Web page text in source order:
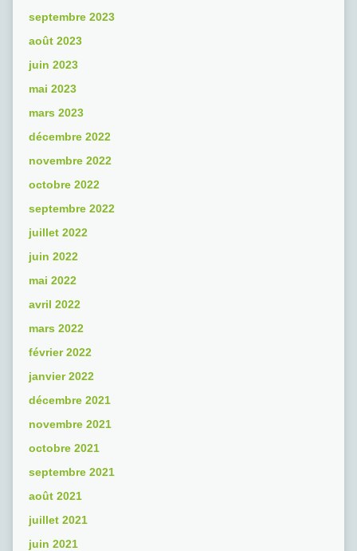
septembre 2023
août 2023
juin 2023
mai 2023
mars 2023
décembre 2022
novembre 2022
octobre 2022
septembre 2022
juillet 2022
juin 2022
mai 2022
avril 2022
mars 2022
février 2022
janvier 2022
décembre 2021
novembre 2021
octobre 2021
septembre 2021
août 2021
juillet 2021
juin 2021